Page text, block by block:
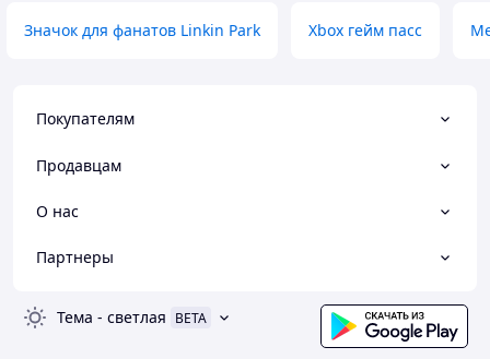
Значок для фанатов Linkin Park Xbox гейм пасс
Покупателям
Продавцам
О нас
Партнеры
Тема - светлая BETA